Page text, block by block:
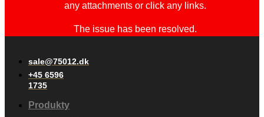
any attachments or click any links.
The issue has been resolved.
sale@75012.dk
+45 6596
1735
Produkty